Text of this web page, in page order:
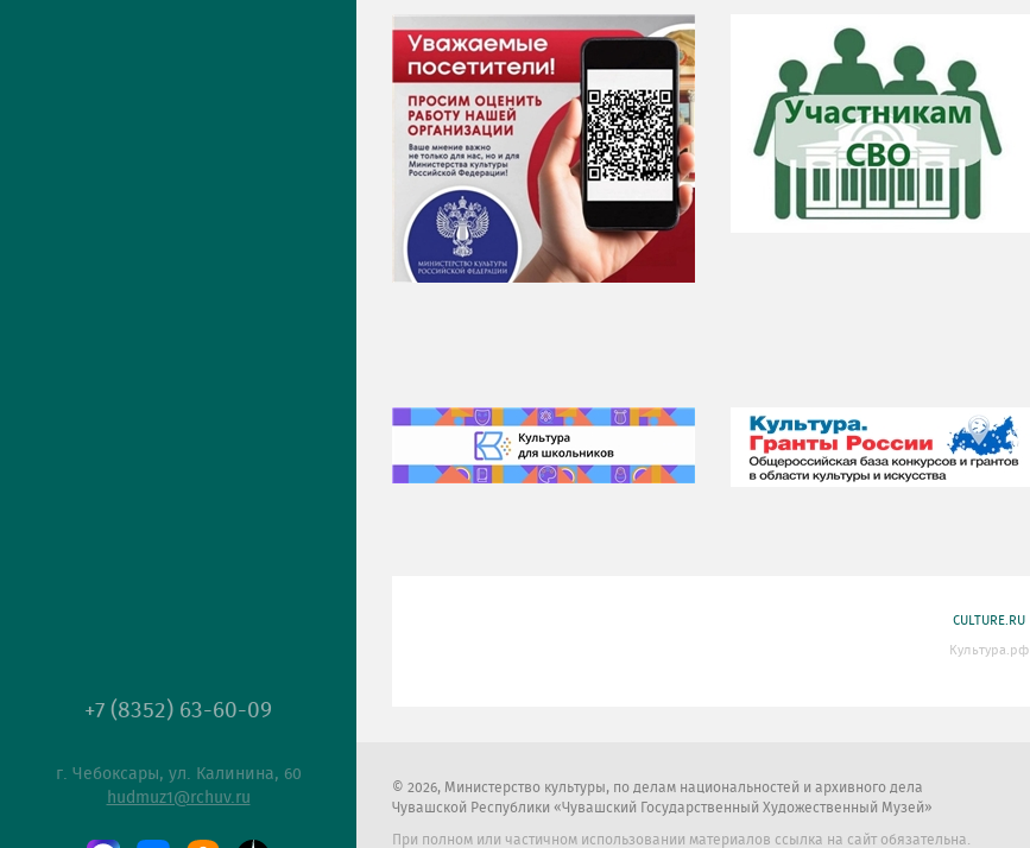
+7 (8352) 63-60-09
г. Чебоксары, ул. Калинина, 60
hudmuz1@rchuv.ru
CULTURE.RU
Культура.рф
2026, Министерство культуры, по делам национальностей и архивного дела
Чувашской Республики «Чувашский Государственный Художественный Музей»
При полном или частичном использовании материалов ссылка на сайт обязательна.